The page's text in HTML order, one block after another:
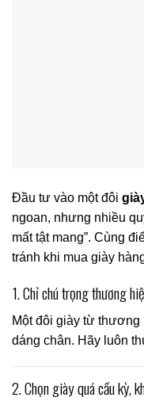
Đầu tư vào một đôi
ngoan, nhưng nhiều
mất tật mang”. Cùng
tránh khi mua giày
1. Chỉ chú trọng thương
Một đôi giày từ
dáng chân. Hãy luôn
2. Chọn giày quá cầu kỳ,